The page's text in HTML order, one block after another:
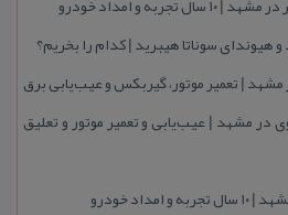
هیوندای سوناتا هیبرید | كدام را بخریم؟
در مشهد | عیب‌یابی و تعمیر موتور و تعلیق
خودرو